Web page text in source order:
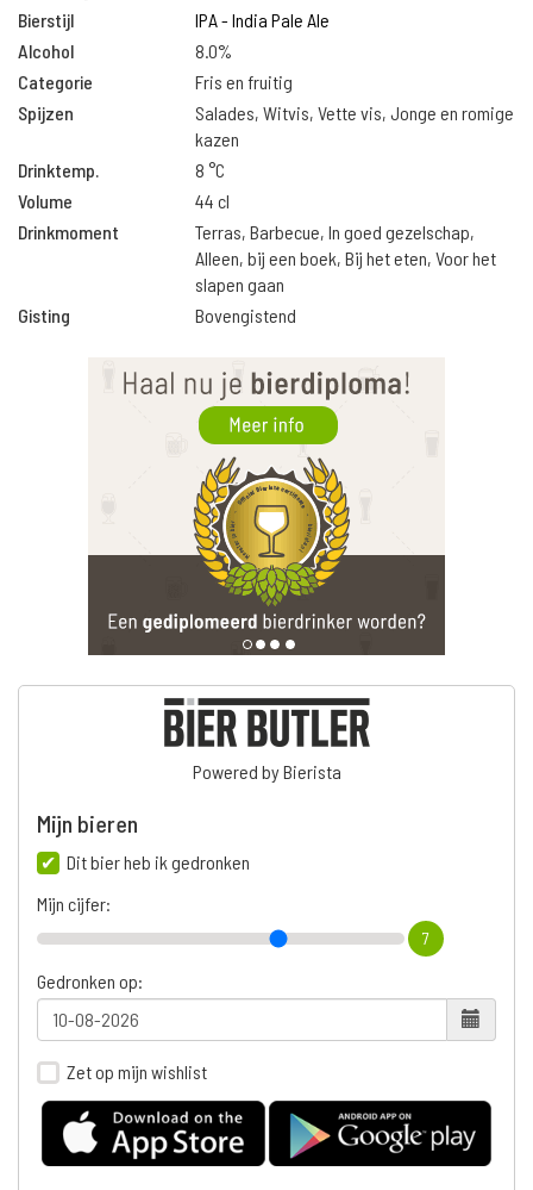
Bierstijl
IPA - India Pale Ale
Alcohol
8.0%
Categorie
Fris en fruitig
Spijzen
Salades, Witvis, Vette vis, Jonge en romige
kazen
Drinktemp.
8 °C
Volume
44 cl
Drinkmoment
Terras, Barbecue, In goed gezelschap,
Alleen, bij een boek, Bij het eten, Voor het
slapen gaan
Gisting
Bovengistend
Powered by Bierista
Mijn bieren
Dit bier heb ik gedronken
Mijn cijfer:
7
Gedronken op:
Zet op mijn wishlist